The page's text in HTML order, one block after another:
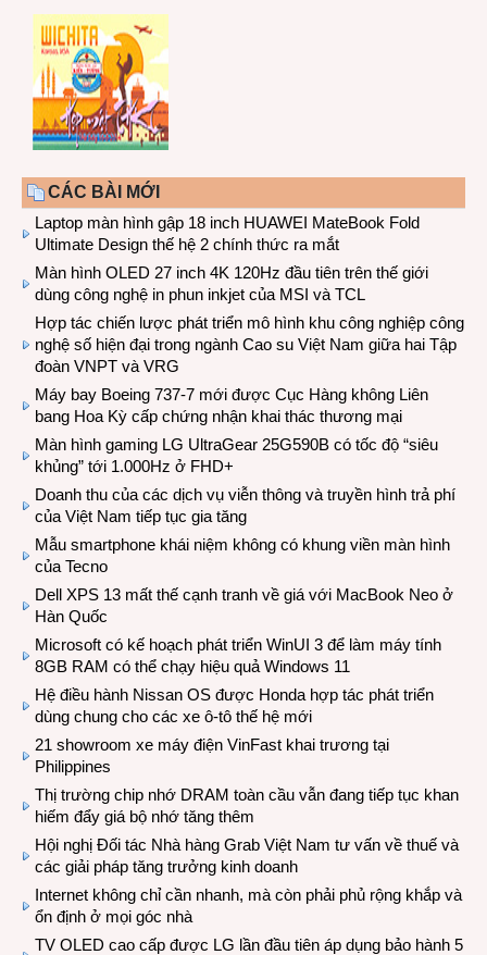
CÁC BÀI MỚI
Laptop màn hình gập 18 inch HUAWEI MateBook Fold
Ultimate Design thế hệ 2 chính thức ra mắt
Màn hình OLED 27 inch 4K 120Hz đầu tiên trên thế giới
dùng công nghệ in phun inkjet của MSI và TCL
Hợp tác chiến lược phát triển mô hình khu công nghiệp công
nghệ số hiện đại trong ngành Cao su Việt Nam giữa hai Tập
đoàn VNPT và VRG
Máy bay Boeing 737-7 mới được Cục Hàng không Liên
bang Hoa Kỳ cấp chứng nhận khai thác thương mại
Màn hình gaming LG UltraGear 25G590B có tốc độ “siêu
khủng” tới 1.000Hz ở FHD+
Doanh thu của các dịch vụ viễn thông và truyền hình trả phí
của Việt Nam tiếp tục gia tăng
Mẫu smartphone khái niệm không có khung viền màn hình
của Tecno
Dell XPS 13 mất thế cạnh tranh về giá với MacBook Neo ở
Hàn Quốc
Microsoft có kế hoạch phát triển WinUI 3 để làm máy tính
8GB RAM có thể chạy hiệu quả Windows 11
Hệ điều hành Nissan OS được Honda hợp tác phát triển
dùng chung cho các xe ô-tô thế hệ mới
21 showroom xe máy điện VinFast khai trương tại
Philippines
Thị trường chip nhớ DRAM toàn cầu vẫn đang tiếp tục khan
hiếm đẩy giá bộ nhớ tăng thêm
Hội nghị Đối tác Nhà hàng Grab Việt Nam tư vấn về thuế và
các giải pháp tăng trưởng kinh doanh
Internet không chỉ cần nhanh, mà còn phải phủ rộng khắp và
ổn định ở mọi góc nhà
TV OLED cao cấp được LG lần đầu tiên áp dụng bảo hành 5